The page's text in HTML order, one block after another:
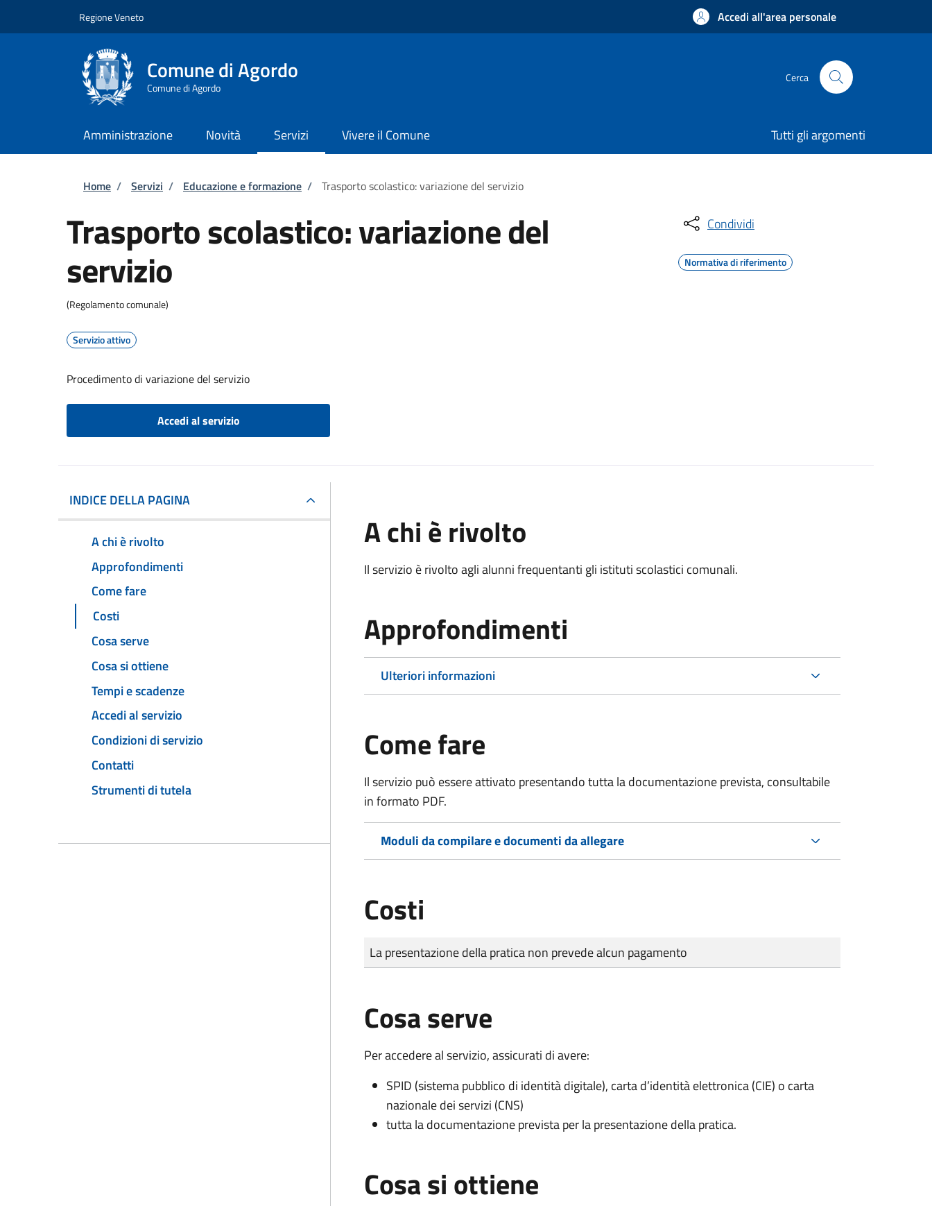
Regione Veneto Accedi all'area personale
Comune di Agordo
Comune di Agordo
Cerca
Amministrazione Novità Servizi Vivere il Comune Tutti gli argomenti
Briciole di pane
Home / Servizi / Educazione e formazione / Trasporto scolastico: variazione del servizio
Trasporto scolastico: variazione del
servizio
(Regolamento comunale)
Servizio attivo
Procedimento di variazione del servizio
Accedi al servizio
Condividi
Normativa di riferimento
INDICE DELLA PAGINA
A chi è rivolto
Approfondimenti
Come fare
Costi
Cosa serve
Cosa si ottiene
Tempi e scadenze
Accedi al servizio
Condizioni di servizio
Contatti
Strumenti di tutela
A chi è rivolto
Il servizio è rivolto agli alunni frequentanti gli istituti scolastici comunali.
Approfondimenti
Ulteriori informazioni
Come fare
Il servizio può essere attivato presentando tutta la documentazione prevista, consultabile
in formato PDF.
Moduli da compilare e documenti da allegare
Costi
Tipo di pagamento
Importo
La presentazione della pratica non prevede alcun pagamento
Cosa serve
Per accedere al servizio, assicurati di avere:
SPID (sistema pubblico di identità digitale), carta d’identità elettronica (CIE) o carta
nazionale dei servizi (CNS)
tutta la documentazione prevista per la presentazione della pratica.
Cosa si ottiene